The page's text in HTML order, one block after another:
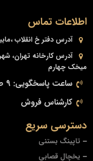
دسترسی سریع
تاپینگ بستنی
یخچال قصابی
اطلاعات تماس
آدرس دفتر خ انقلاب
آدرس کارخانه تهران،
میخک چهارم
ساعت پاسخگویی: 9 صبح تا 7 شب
کارشناس فروش